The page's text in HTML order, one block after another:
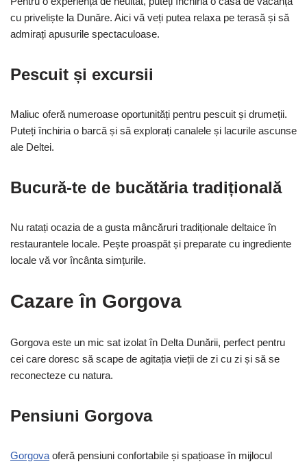
cu priveliște la Dunăre. Aici vă veți putea relaxa pe terasă și să
admirați apusurile spectaculoase.
Pescuit și excursii
Maliuc oferă numeroase oportunități pentru pescuit și drumeții.
Puteți închiria o barcă și să explorați canalele și lacurile ascunse
ale Deltei.
Bucură-te de bucătăria tradițională
Nu ratați ocazia de a gusta mâncăruri tradiționale deltaice în
restaurantele locale. Pește proaspăt și preparate cu ingrediente
locale vă vor încânta simțurile.
Cazare în Gorgova
Gorgova este un mic sat izolat în Delta Dunării, perfect pentru
cei care doresc să scape de agitația vieții de zi cu zi și să se
reconecteze cu natura.
Pensiuni Gorgova
Gorgova oferă pensiuni confortabile și spațioase în mijlocul